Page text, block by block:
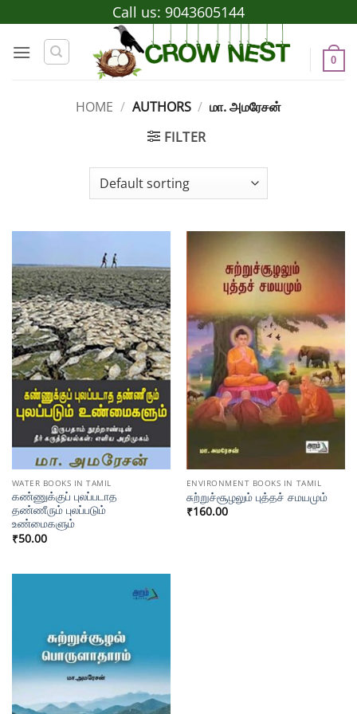
to
content
Call us: 9043605144
0
HOME / AUTHORS / மா. அமரேசன்
FILTER
WATER BOOKS IN TAMIL
கண்ணுக்குப் புலப்படாத
தண்ணீரும் புலப்படும்
உண்மைகளும்
₹50.00
ENVIRONMENT BOOKS IN TAMIL
சுற்றுச்சூழலும் புத்தச் சமயமும்
₹160.00